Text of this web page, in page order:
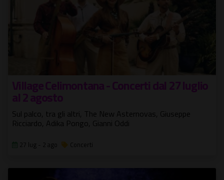
Village Celimontana - Concerti dal 27 luglio
al 2 agosto
Sul palco, tra gli altri, The New Asternovas, Giuseppe
Ricciardo, Adika Pongo, Gianni Oddi
27 lug - 2 ago Concerti